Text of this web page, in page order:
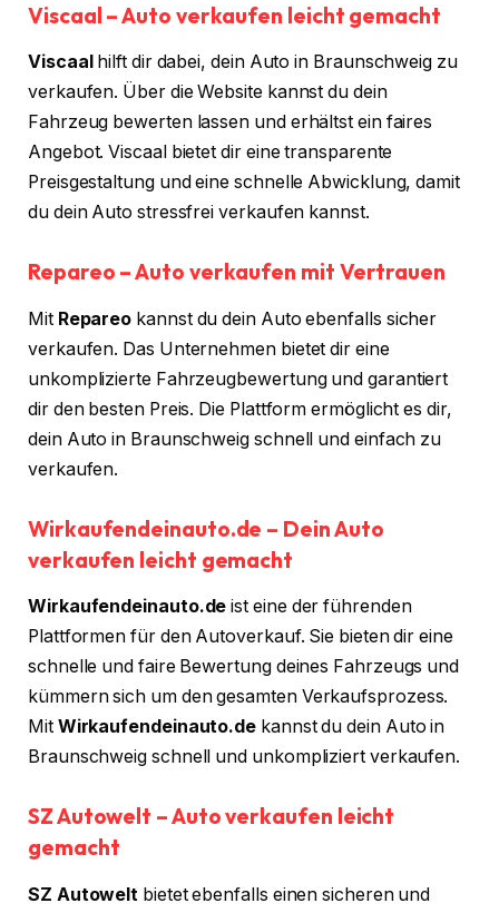
Viscaal – Auto verkaufen leicht gemacht
Viscaal hilft dir dabei, dein Auto in Braunschweig zu
verkaufen. Über die Website kannst du dein
Fahrzeug bewerten lassen und erhältst ein faires
Angebot. Viscaal bietet dir eine transparente
Preisgestaltung und eine schnelle Abwicklung, damit
du dein Auto stressfrei verkaufen kannst.
Repareo – Auto verkaufen mit Vertrauen
Mit Repareo kannst du dein Auto ebenfalls sicher
verkaufen. Das Unternehmen bietet dir eine
unkomplizierte Fahrzeugbewertung und garantiert
dir den besten Preis. Die Plattform ermöglicht es dir,
dein Auto in Braunschweig schnell und einfach zu
verkaufen.
Wirkaufendeinauto.de – Dein Auto
verkaufen leicht gemacht
Wirkaufendeinauto.de ist eine der führenden
Plattformen für den Autoverkauf. Sie bieten dir eine
schnelle und faire Bewertung deines Fahrzeugs und
kümmern sich um den gesamten Verkaufsprozess.
Mit Wirkaufendeinauto.de kannst du dein Auto in
Braunschweig schnell und unkompliziert verkaufen.
SZ Autowelt – Auto verkaufen leicht
gemacht
SZ Autowelt bietet ebenfalls einen sicheren und